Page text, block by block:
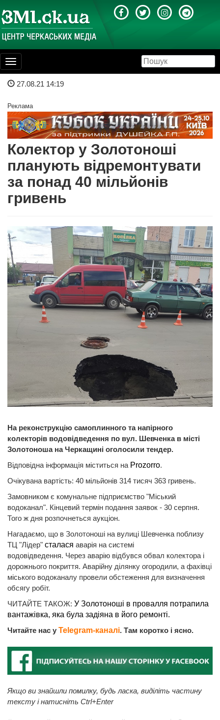
Toggle
navigation
27.08.21 14:19
Реклама
Колектор у Золотоноші
планують відремонтувати
за понад 40 мільйонів
гривень
На реконструкцію самоплинного та напірного
колекторів водовідведення по вул. Шевченка в місті
Золотоноша на Черкащині оголосили тендер.
Відповідна інформація міститься на Prozorro.
Очікувана вартість: 40 мільйонів 314 тисяч 363 гривень.
Замовником є комунальне підприємство "Міський
водоканал". Кінцевий термін подання заявок - 30 серпня.
Того ж дня розпочнеться аукціон.
Нагадаємо, що в Золотоноші на вулиці Шевченка поблизу
ТЦ "Лідер" сталася аварія на системі
водовідведення. Через аварію відбувся обвал колектора і
дорожнього покриття. Аварійну ділянку огородили, а фахівці
міського водоканалу провели обстеження для визначення
обсягу робіт.
ЧИТАЙТЕ ТАКОЖ: У Золотоноші в провалля потрапила
вантажівка, яка була задіяна в його ремонті.
Читайте нас у Telegram-каналі. Там коротко і ясно.
Якщо ви знайшли помилку, будь ласка, виділіть частину
тексту і натисніть Ctrl+Enter